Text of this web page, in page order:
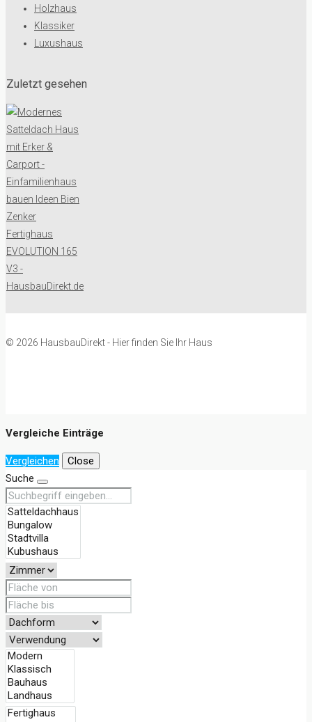
Holzhaus
Klassiker
Luxushaus
Zuletzt gesehen
© 2026 HausbauDirekt - Hier finden Sie Ihr Haus
Vergleiche Einträge
Vergleichen
Close
Suche